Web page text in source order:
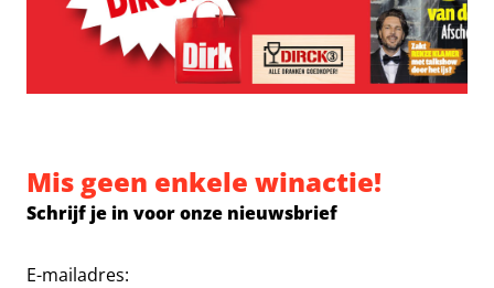
Mis geen enkele winactie!
Schrijf je in voor onze nieuwsbrief
E-mailadres: